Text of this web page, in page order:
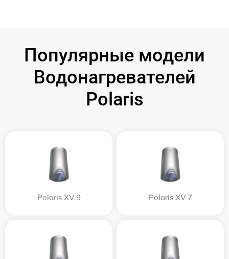
Популярные модели
Водонагревателей
Polaris
Polaris XV 9 Polaris XV 7